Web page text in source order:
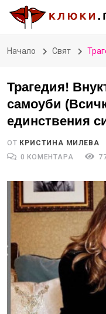
Начало Свят Трагедия!
Трагедия!
самоуби
единствения
ОТ КРИСТИНА МИЛЕВА
0 КОМЕНТАРА